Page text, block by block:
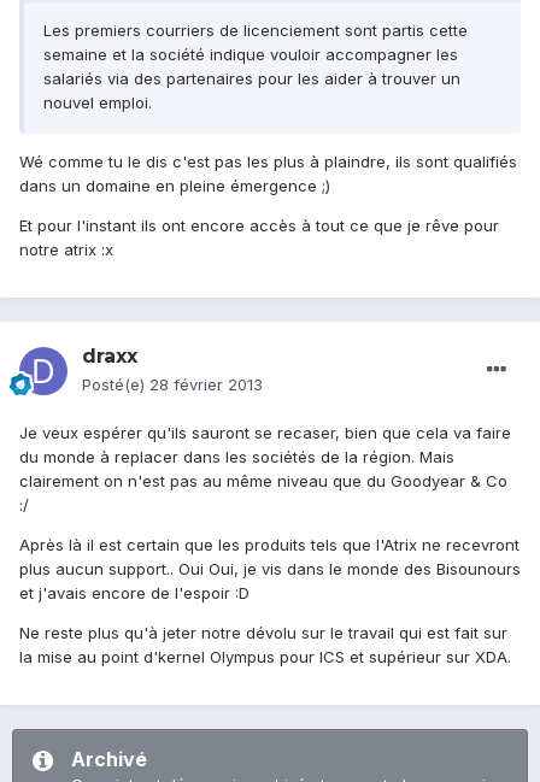
Les premiers courriers de licenciement sont partis cette
semaine et la société indique vouloir accompagner les
salariés via des partenaires pour les aider à trouver un
nouvel emploi.
Wé comme tu le dis c'est pas les plus à plaindre, ils sont qualifiés
dans un domaine en pleine émergence ;)
Et pour l'instant ils ont encore accès à tout ce que je rêve pour
notre atrix :x
draxx
Posté(e) 28 février 2013
Je veux espérer qu'ils sauront se recaser, bien que cela va faire
du monde à replacer dans les sociétés de la région. Mais
clairement on n'est pas au même niveau que du Goodyear & Co
:/
Après là il est certain que les produits tels que l'Atrix ne recevront
plus aucun support.. Oui Oui, je vis dans le monde des Bisounours
et j'avais encore de l'espoir :D
Ne reste plus qu'à jeter notre dévolu sur le travail qui est fait sur
la mise au point d'kernel Olympus pour ICS et supérieur sur XDA.
Archivé